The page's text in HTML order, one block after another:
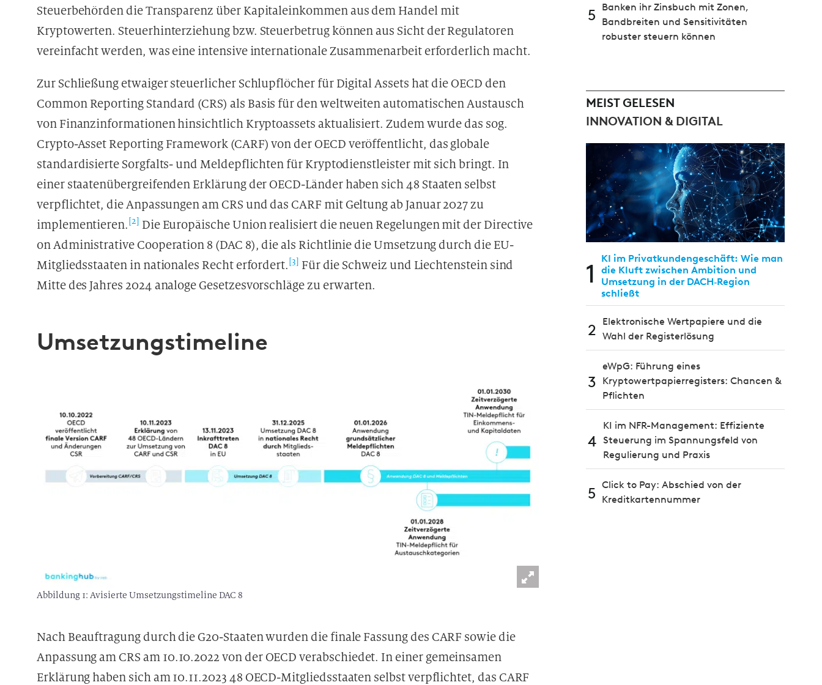
Steuerbehörden die Transparenz über Kapitaleinkommen aus dem Handel mit
Kryptowerten. Steuerhinterziehung bzw. Steuerbetrug können aus Sicht der Regulatoren
vereinfacht werden, was eine intensive internationale Zusammenarbeit erforderlich macht.
Zur Schließung etwaiger steuerlicher Schlupflöcher für Digital Assets hat die OECD den
Common Reporting Standard (CRS) als Basis für den weltweiten automatischen Austausch
von Finanzinformationen hinsichtlich Kryptoassets aktualisiert. Zudem wurde das sog.
Crypto-Asset Reporting Framework (CARF) von der OECD veröffentlicht, das globale
standardisierte Sorgfalts- und Meldepflichten für Kryptodienstleister mit sich bringt. In
einer staatenübergreifenden Erklärung der OECD-Länder haben sich 48 Staaten selbst
verpflichtet, die Anpassungen am CRS und das CARF mit Geltung ab Januar 2027 zu
implementieren.[2] Die Europäische Union realisiert die neuen Regelungen mit der Directive
on Administrative Cooperation 8 (DAC 8), die als Richtlinie die Umsetzung durch die EU-
Mitgliedsstaaten in nationales Recht erfordert.[3] Für die Schweiz und Liechtenstein sind
Mitte des Jahres 2024 analoge Gesetzesvorschläge zu erwarten.
Umsetzungstimeline
Abbildung 1: Avisierte Umsetzungstimeline DAC 8
Nach Beauftragung durch die G20-Staaten wurden die finale Fassung des CARF sowie die
Anpassung am CRS am 10.10.2022 von der OECD verabschiedet. In einer gemeinsamen
Erklärung haben sich am 10.11.2023 48 OECD-Mitgliedsstaaten selbst verpflichtet, das CARF
5
Banken ihr Zinsbuch mit Zonen,
Bandbreiten und Sensitivitäten
robuster steuern können
MEIST GELESEN
INNOVATION & DIGITAL
1
KI im Privatkundengeschäft: Wie man
die Kluft zwischen Ambition und
Umsetzung in der DACH‑Region
schließt
2
Elektronische Wertpapiere und die
Wahl der Registerlösung
3
eWpG: Führung eines
Kryptowertpapierregisters: Chancen &
Pflichten
4
KI im NFR-Management: Effiziente
Steuerung im Spannungsfeld von
Regulierung und Praxis
5 Click to Pay: Abschied von der
Kreditkartennummer